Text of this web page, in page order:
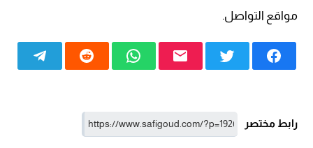
مواقع التواصل.
رابط مختصر